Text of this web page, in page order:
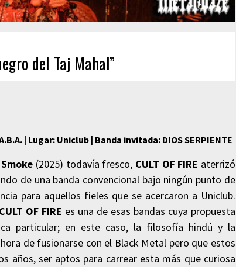
del Taj Mahal”
| Lugar: Uniclub | Banda invitada: DIOS SERPIENTE
(2025) todavía fresco, CULT OF FIRE aterrizó
de una banda convencional bajo ningún punto de
para aquellos fieles que se acercaron a Uniclub.
CULT OF FIRE es una de esas bandas cuya propuesta
particular; en este caso, la filosofía hindú y la
de fusionarse con el Black Metal pero que estos
años, ser aptos para carrear esta más que curiosa